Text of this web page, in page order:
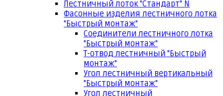
Лестничный лоток "Стандарт" N
Фасонные изделия лестничного лотка
"Быстрый монтаж"
Соединители лестничного лотка
"Быстрый монтаж"
Т-отвод лестничный "Быстрый
монтаж"
Угол лестничный вертикальный
"Быстрый монтаж"
Угол лестничный